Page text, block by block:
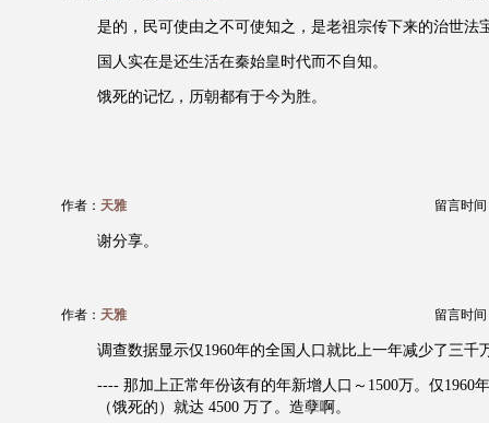
是的，民可使由之不可使知之，是老祖宗传下来的治世法
国人实在是还生活在秦始皇时代而不自知。
饿死的记忆，历朝都有于今为胜。
作者： 天雅 留言时间
谢分享。
作者： 天雅 留言时间
调查数据显示仅1960年的全国人口就比上一年减少了三千
---- 那加上正常年份该有的年新增人口～1500万。仅1960
（饿死的）就达 4500 万了。造孽啊。